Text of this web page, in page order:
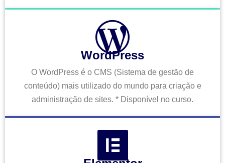
WordPress
O WordPress é o CMS (Sistema de gestão de
conteúdo) mais utilizado do mundo para criação e
administração de sites. * Disponível no curso.